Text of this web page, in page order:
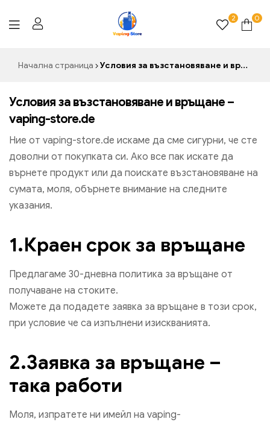
2 0
Начална страница Условия за възстановяване и връщане – vaping-store.de
Условия за възстановяване и връщане –
vaping-store.de
Ние от vaping-store.de искаме да сме сигурни, че сте
доволни от покупката си. Ако все пак искате да
върнете продукт или да поискате възстановяване на
сумата, моля, обърнете внимание на следните
указания.
1.Краен срок за връщане
Предлагаме 30-дневна политика за връщане от
получаване на стоките.
Можете да подадете заявка за връщане в този срок,
при условие че са изпълнени изискванията.
2.Заявка за връщане –
така работи
Моля, изпратете ни имейл на vaping-